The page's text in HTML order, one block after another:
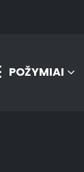
POŽYMIAI